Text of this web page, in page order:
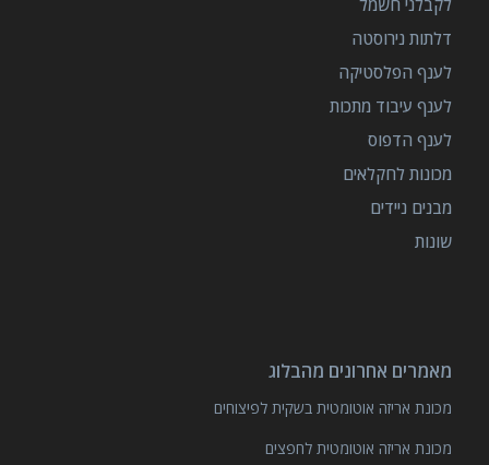
לקבלני חשמל
דלתות נירוסטה
לענף הפלסטיקה
לענף עיבוד מתכות
לענף הדפוס
מכונות לחקלאים
מבנים ניידים
שונות
מאמרים אחרונים מהבלוג
מכונת אריזה אוטומטית בשקית לפיצוחים
מכונת אריזה אוטומטית לחפצים